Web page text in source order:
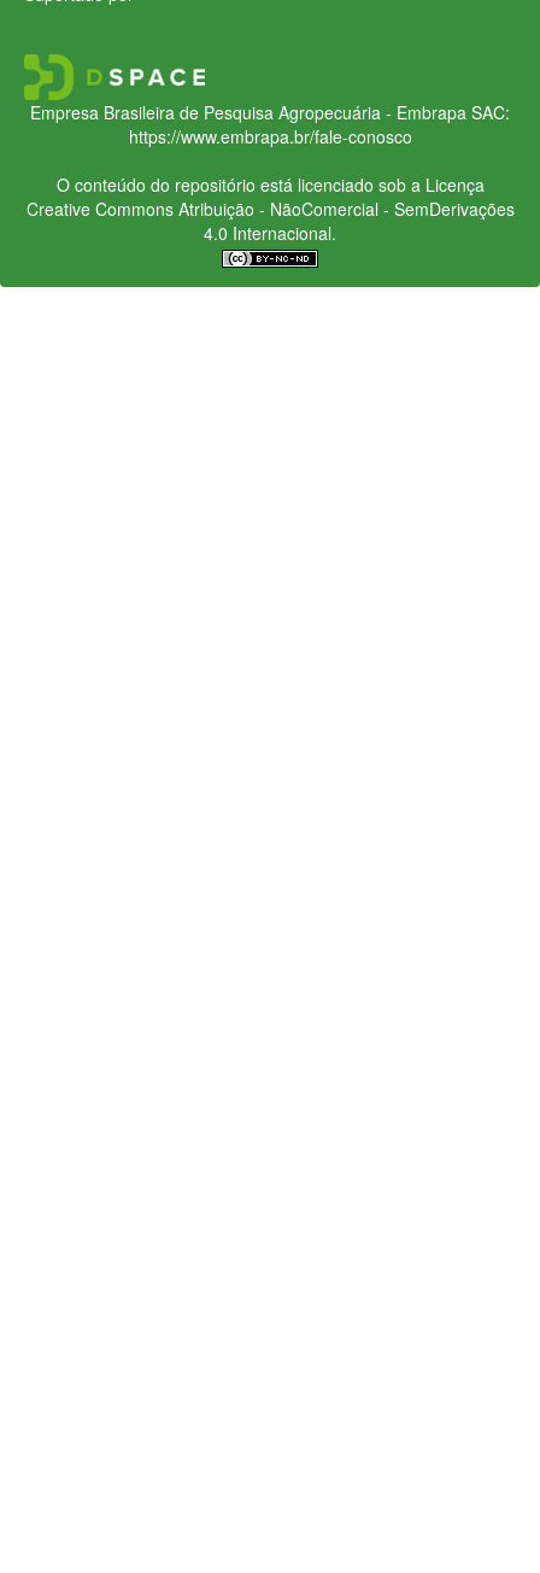
Empresa Brasileira de Pesquisa Agropecuária - Embrapa SAC:
https://www.embrapa.br/fale-conosco
O conteúdo do repositório está licenciado sob a Licença
Creative CommonsAtribuição - NãoComercial - SemDerivações
4.0 Internacional.